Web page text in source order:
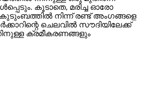
കൂടാതെ, മരിച്ച ഓരോ
നിന്ന് രണ്ട് അംഗങ്ങളെ
ചെലവില്‍ സൗദിയിലേക്ക്
ക്രമീകരണങ്ങളും